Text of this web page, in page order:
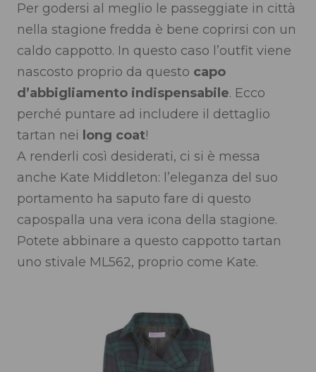
Per godersi al meglio le passeggiate in città
nella stagione fredda è bene coprirsi con un
caldo cappotto. In questo caso l’outfit viene
nascosto proprio da questo capo
d’abbigliamento indispensabile. Ecco
perché puntare ad includere il dettaglio
tartan nei long coat!
A renderli così desiderati, ci si è messa
anche Kate Middleton: l’eleganza del suo
portamento ha saputo fare di questo
capospalla una vera icona della stagione.
Potete abbinare a questo cappotto tartan
uno stivale ML562, proprio come Kate.